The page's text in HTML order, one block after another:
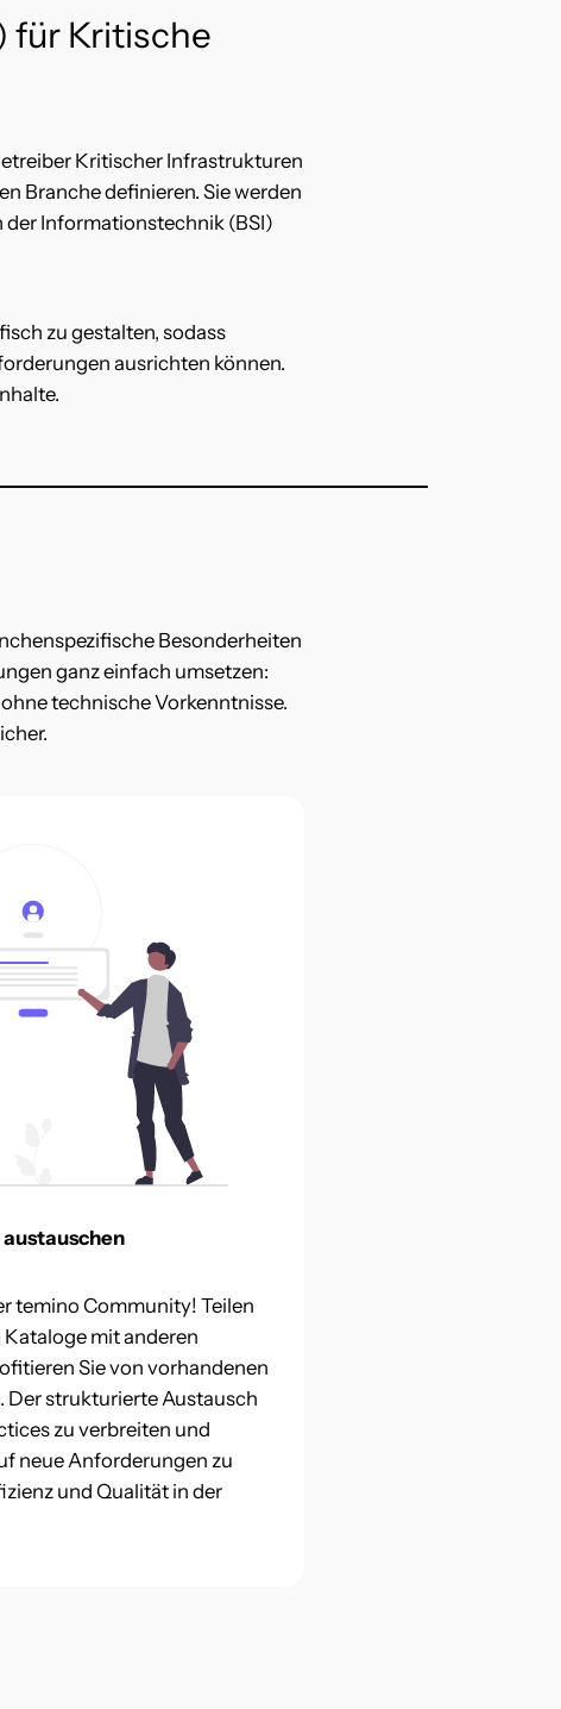
für Kritische
Kritischer Infrastrukturen
Branche definieren. Sie werden
Informationstechnik (BSI)
zu gestalten, sodass
ausrichten können.
Besonderheiten
ganz einfach umsetzen:
technische Vorkenntnisse.
temino Community! Teilen
Kataloge mit anderen
Sie von vorhandenen
strukturierte Austausch
zu verbreiten und
neue Anforderungen zu
und Qualität in der